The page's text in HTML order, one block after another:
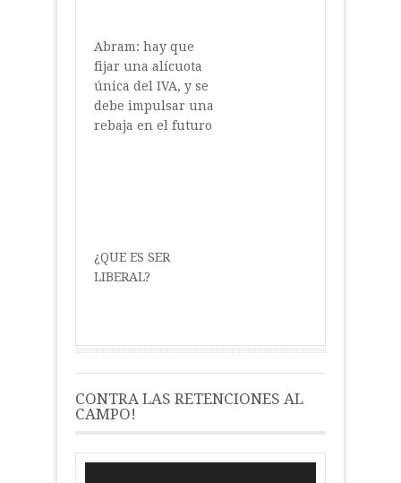
Abram: hay que
fijar una alícuota
única del IVA, y se
debe impulsar una
rebaja en el futuro
¿QUE ES SER
LIBERAL?
CONTRA LAS RETENCIONES AL
CAMPO!